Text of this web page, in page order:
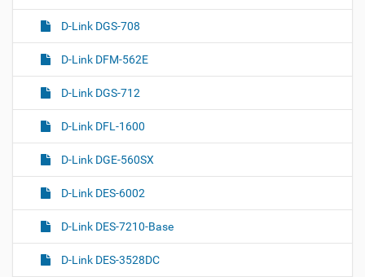
D-Link DGS-708
D-Link DFM-562E
D-Link DGS-712
D-Link DFL-1600
D-Link DGE-560SX
D-Link DES-6002
D-Link DES-7210-Base
D-Link DES-3528DC